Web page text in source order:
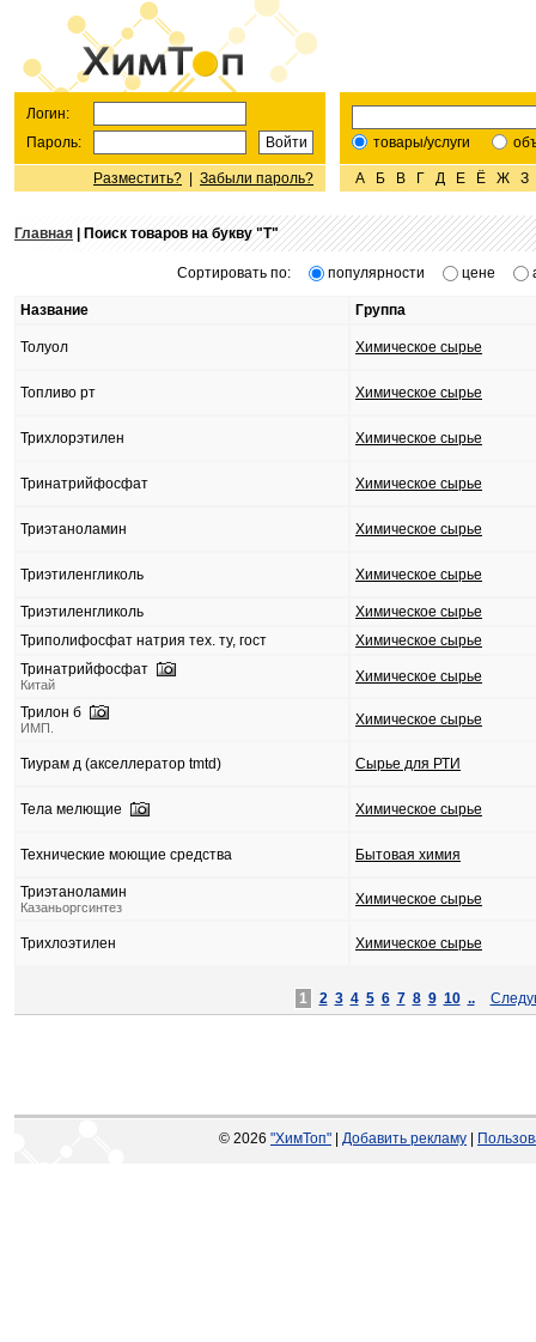
Логин:
Пароль:
Разместить? Забыли пароль?
товары/услуги
А Б В Г Д Е Ё Ж З
Главная | Поиск товаров на букву "Т"
Сортировать по: популярности цене
Название Группа
Толуол Химическое сырье
Топливо рт Химическое сырье
Трихлорэтилен Химическое сырье
Тринатрийфосфат Химическое сырье
Триэтаноламин Химическое сырье
Триэтиленгликоль Химическое сырье
Триэтиленгликоль
Химическое сырье
Триполифосфат натрия тех. ту, гост
Химическое сырье
Тринатрийфосфат
Китай Химическое сырье
Трилон б
ИМП. Химическое сырье
Тиурам д (акселлератор tmtd) Сырье для РТИ
Тела мелющие Химическое сырье
Технические моющие средства Бытовая химия
Триэтаноламин
Казаньоргсинтез Химическое сырье
Трихлоэтилен Химическое сырье
1 2 3 4 5 6 7 8 9 10 ..
© 2026 "ХимТоп" Добавить рекламу